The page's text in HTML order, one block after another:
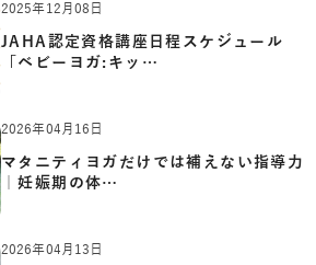
2025年12月08日
JAHA認定資格講座日程スケジュール
「ベビーヨガ:キッ…
2026年04月16日
マタニティヨガだけでは補えない指導力
｜妊娠期の体…
2026年04月13日